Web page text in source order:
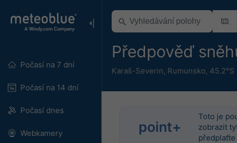
Počasí na 7 dní
Počasí na 14 dní
Počasí dnes
Webkamery
Předpověď
Karaš-Severin, Rumunsko, 45.2°S
point+
Toto je
zobrazit